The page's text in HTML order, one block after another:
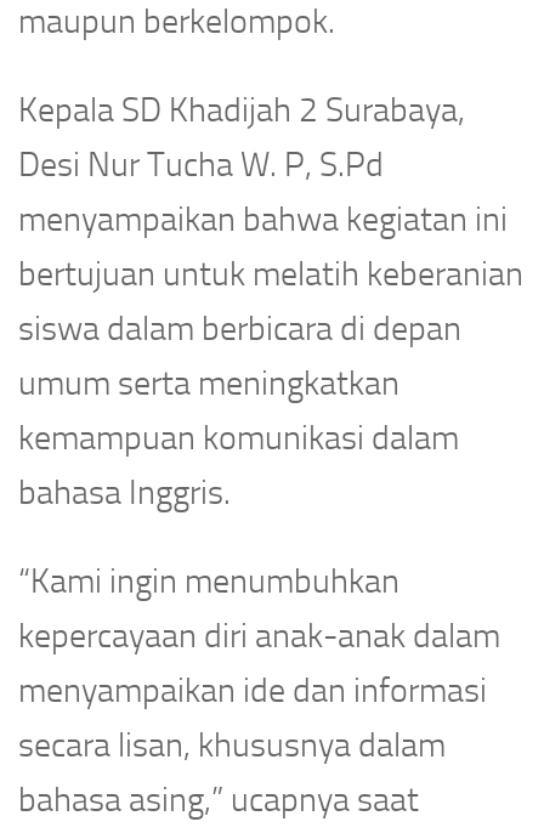
maupun berkelompok.
Kepala SD Khadijah 2 Surabaya,
Desi Nur Tucha W. P, S.Pd
menyampaikan bahwa kegiatan ini
bertujuan untuk melatih keberanian
siswa dalam berbicara di depan
umum serta meningkatkan
kemampuan komunikasi dalam
bahasa Inggris.
“Kami ingin menumbuhkan
kepercayaan diri anak-anak dalam
menyampaikan ide dan informasi
secara lisan, khususnya dalam
bahasa asing,” ucapnya saat